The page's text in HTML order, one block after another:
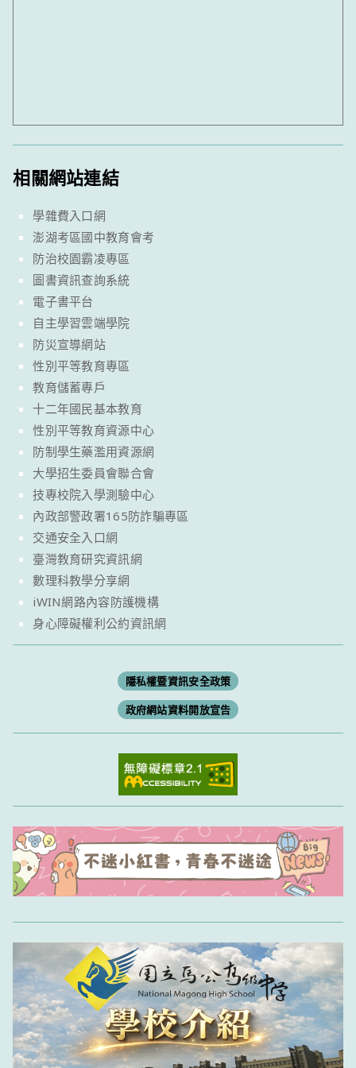
相關網站連結
學雜費入口網
澎湖考區國中教育會考
防治校園霸凌專區
圖書資訊查詢系統
電子書平台
自主學習雲端學院
防災宣導網站
性別平等教育專區
教育儲蓄專戶
十二年國民基本教育
性別平等教育資源中心
防制學生藥濫用資源網
大學招生委員會聯合會
技專校院入學測驗中心
內政部警政署165防詐騙專區
交通安全入口網
臺灣教育研究資訊網
數理科教學分享網
iWIN網路內容防護機構
身心障礙權利公約資訊網
隱私權暨資訊安全政策
政府網站資料開放宣告